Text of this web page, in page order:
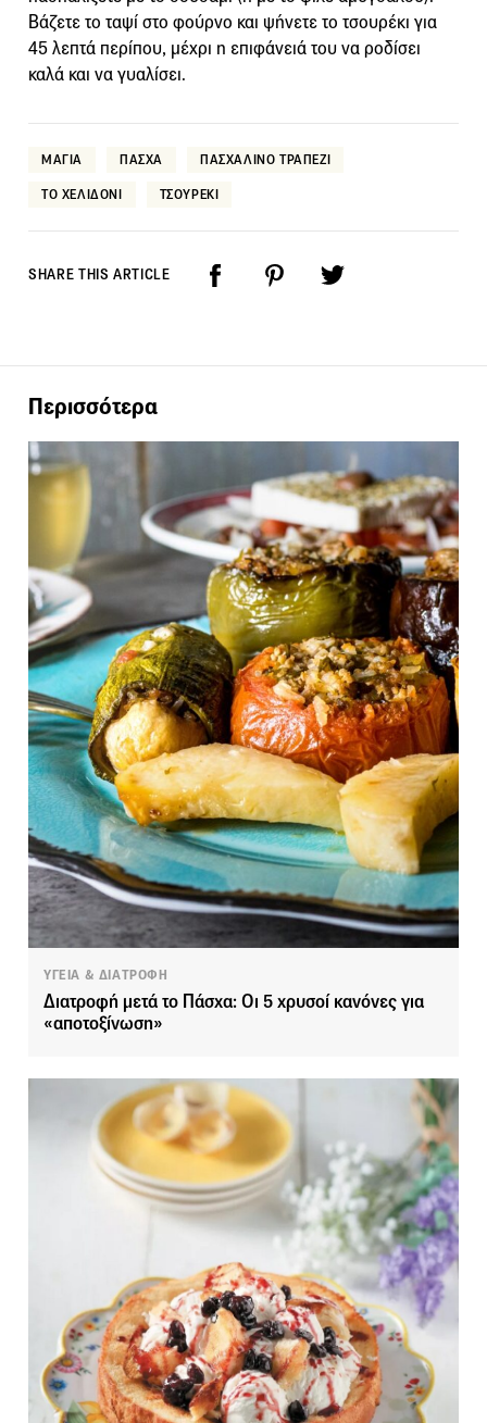
Βάζετε το ταψί στο φούρνο και ψήνετε το τσουρέκι για
45 λεπτά περίπου, μέχρι η επιφάνειά του να ροδίσει
καλά και να γυαλίσει.
ΜΑΓΙΑ ΠΑΣΧΑ ΠΑΣΧΑΛΙΝΟ ΤΡΑΠΕΖΙ
ΤΟ ΧΕΛΙΔΟΝΙ ΤΣΟΥΡΕΚΙ
SHARE THIS ARTICLE
Περισσότερα
ΥΓΕΙΑ & ΔΙΑΤΡΟΦΗ
Διατροφή μετά το Πάσχα: Οι 5 χρυσοί κανόνες για
«αποτοξίνωση»